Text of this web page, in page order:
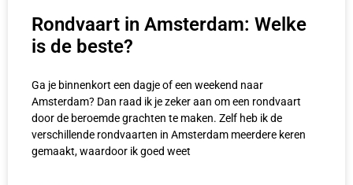
Rondvaart in Amsterdam: Welke
is de beste?
Ga je binnenkort een dagje of een weekend naar
Amsterdam? Dan raad ik je zeker aan om een rondvaart
door de beroemde grachten te maken. Zelf heb ik de
verschillende rondvaarten in Amsterdam meerdere keren
gemaakt, waardoor ik goed weet